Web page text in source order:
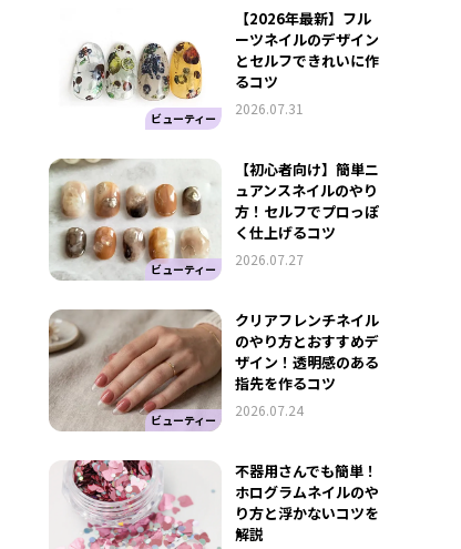
ビューティー
【2026年最新】フル
ーツネイルのデザイン
とセルフできれいに作
るコツ
2026.07.31
ビューティー
【初心者向け】簡単ニ
ュアンスネイルのやり
方！セルフでプロっぽ
く仕上げるコツ
2026.07.27
ビューティー
クリアフレンチネイル
のやり方とおすすめデ
ザイン！透明感のある
指先を作るコツ
2026.07.24
不器用さんでも簡単！
ホログラムネイルのや
り方と浮かないコツを
解説